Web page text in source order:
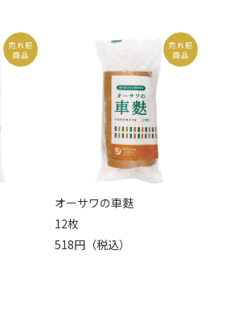
オーサワの車麩
12枚
518円（税込）